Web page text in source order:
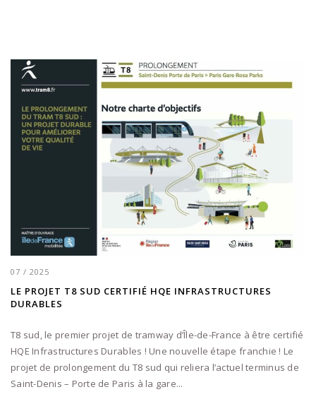
07 / 2025
LE PROJET T8 SUD CERTIFIÉ HQE INFRASTRUCTURES
DURABLES
T8 sud, le premier projet de tramway d’Île-de-France à être certifié
HQE Infrastructures Durables ! Une nouvelle étape franchie ! Le
projet de prolongement du T8 sud qui reliera l’actuel terminus de
Saint-Denis – Porte de Paris à la gare...